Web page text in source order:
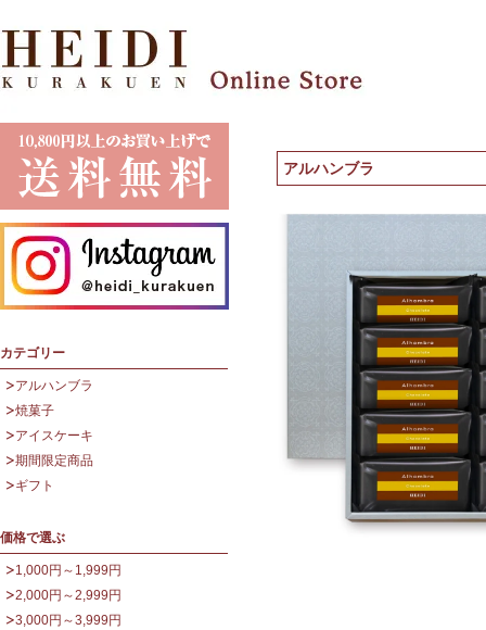
アルハンブラ
カテゴリー
アルハンブラ
焼菓子
アイスケーキ
期間限定商品
ギフト
価格で選ぶ
1,000円～1,999円
2,000円～2,999円
3,000円～3,999円